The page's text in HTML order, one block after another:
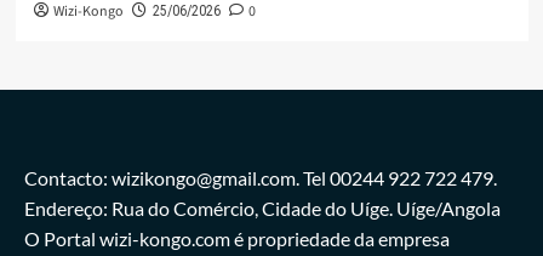
Wizi-Kongo 25/06/2026 0
Contacto: wizikongo@gmail.com. Tel 00244 922 722 479.
Endereço: Rua do Comércio, Cidade do Uíge. Uíge/Angola
O Portal wizi-kongo.com é propriedade da empresa